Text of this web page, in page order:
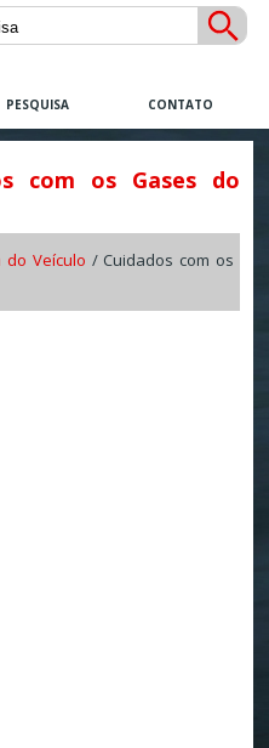
PESQUISA CONTATO
com os Gases do
do Veículo / Cuidados com os